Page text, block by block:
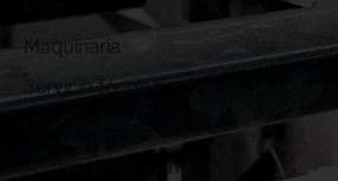
Maquinaria
Servicio técnico
¿Cómo funcionamos?